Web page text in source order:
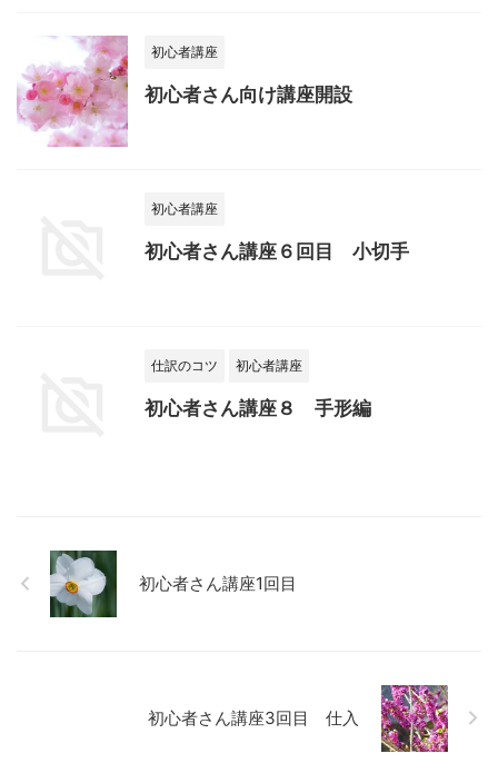
初心者講座
初心者さん向け講座開設
初心者講座
初心者さん講座６回目 小切手
仕訳のコツ 初心者講座
初心者さん講座８ 手形編
初心者さん講座1回目
初心者さん講座3回目 仕入